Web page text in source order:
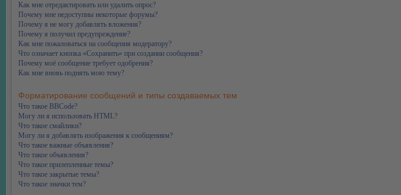
Как мне отредактировать или удалить опрос?
Почему мне недоступны некоторые форумы?
Почему я не могу добавлять вложения?
Почему я получил предупреждение?
Как мне пожаловаться на сообщения модератору?
Что означает кнопка «Сохранить» при создании сообщения?
Почему моё сообщение требует одобрения?
Как мне вновь поднять мою тему?
Форматирование сообщений и типы создаваемых тем
Что такое BBCode?
Могу ли я использовать HTML?
Что такое смайлики?
Могу ли я добавлять изображения к сообщениям?
Что такое важные объявления?
Что такое объявления?
Что такое прилепленные темы?
Что такое закрытые темы?
Что такое значки тем?